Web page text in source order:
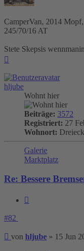
CamperVan, 2014
245/70/16 AT
Stete Skepsis
hljube
Wohnt hier
Beiträge: 3572
Registriert: 27
Wohnort:
Galerie
Marktplatz
Re: Bessere
#82
Beitrag
von hljube » 15 Jun